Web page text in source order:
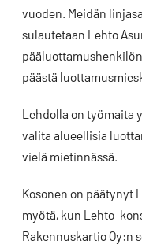
vuoden. Meidän
sulautetaan Lehto
päästä
Lehdolla on työmaita
valita alueellisia
vielä mietinnässä.
Kosonen on päätynyt
myötä, kun Lehto-
Rakennuskartio Oy:n